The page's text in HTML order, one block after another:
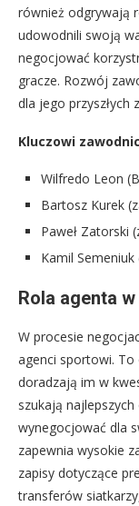
również odgrywają
udowodnili swoją
negocjować
gracze. Rozwój
dla jego przyszłych
Kluczowi
Wilfredo Leon
Bartosz Kurek
Paweł Zatorski
Kamil
Rola agenta
W procesie
agenci sportowi.
doradzają im w
szukają
wynegocjować dla
zapewnia wysokie
zapisy dotyczące
transferów